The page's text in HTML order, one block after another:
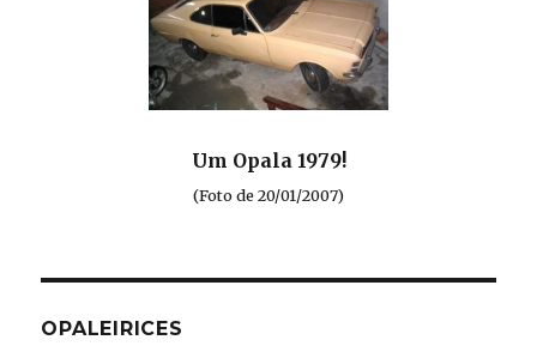
Um Opala 1979!
(Foto de 20/01/2007)
OPALEIRICES